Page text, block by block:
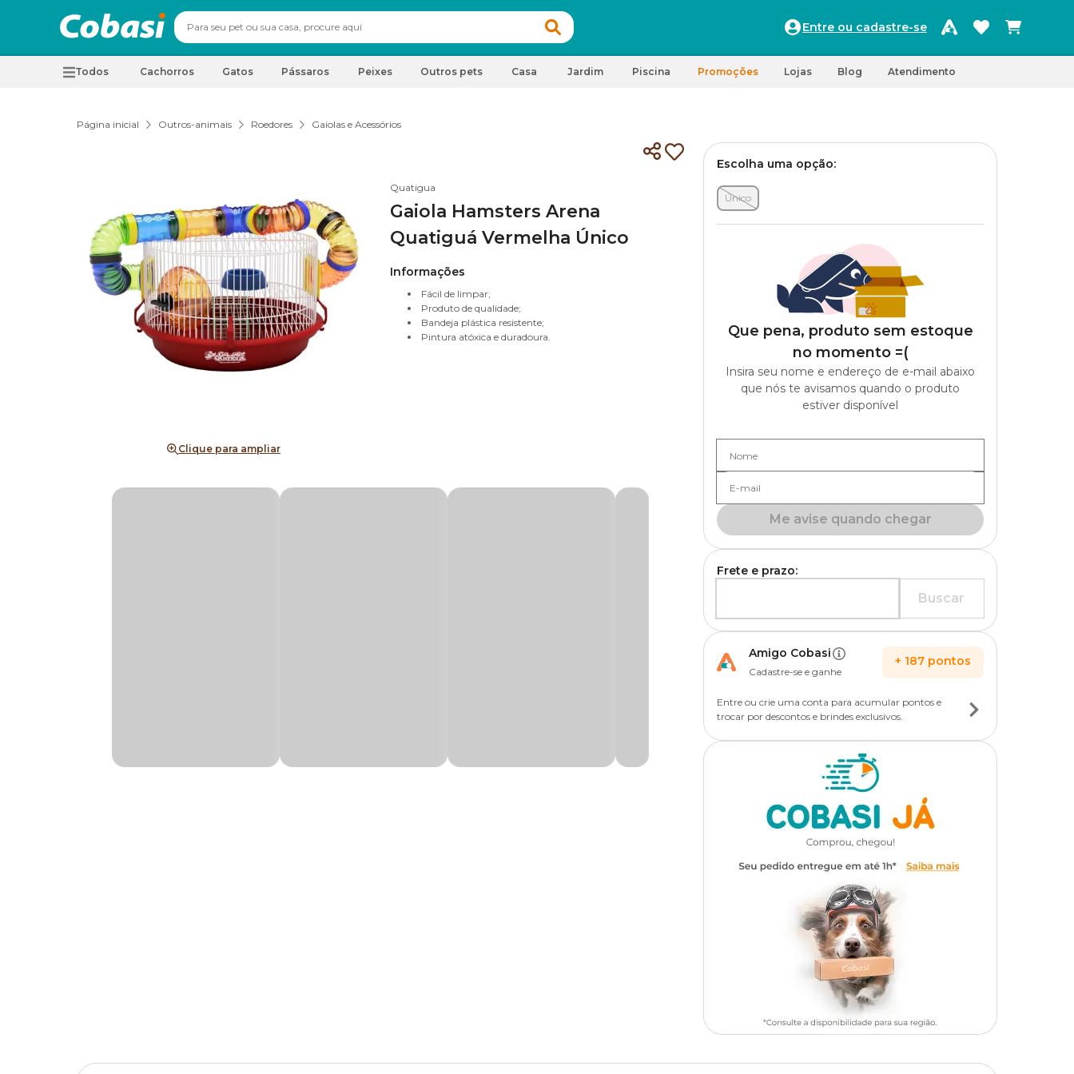
Entre ou cadastre-se
Todos Cachorros Gatos Pássaros Peixes Outros pets Casa Jardim Piscina Promoções Lojas Blog Atendimento
Página inicial Outros-animais Roedores Gaiolas e Acessórios
Clique para ampliar
Quatigua
Gaiola Hamsters Arena
Quatiguá Vermelha Único
Informações
Fácil de limpar;
Produto de qualidade;
Bandeja plástica resistente;
Pintura atóxica e duradoura.
Escolha uma opção:
Único
Que pena, produto sem estoque
no momento =(
Insira seu nome e endereço de e-mail abaixo
que nós te avisamos quando o produto
estiver disponível
Nome
E-mail
Me avise quando chegar
Frete e prazo:
Buscar
Amigo Cobasi
Cadastre-se e ganhe
+ 187 pontos
Entre ou crie uma conta para acumular pontos e
trocar por descontos e brindes exclusivos.